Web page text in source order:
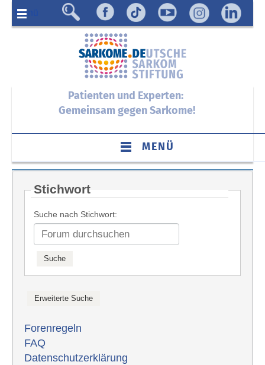
Menü
Patienten und Experten:
Gemeinsam gegen Sarkome!
MENÜ
Stichwort
Suche nach Stichwort:
Forenregeln
FAQ
Datenschutzerklärung